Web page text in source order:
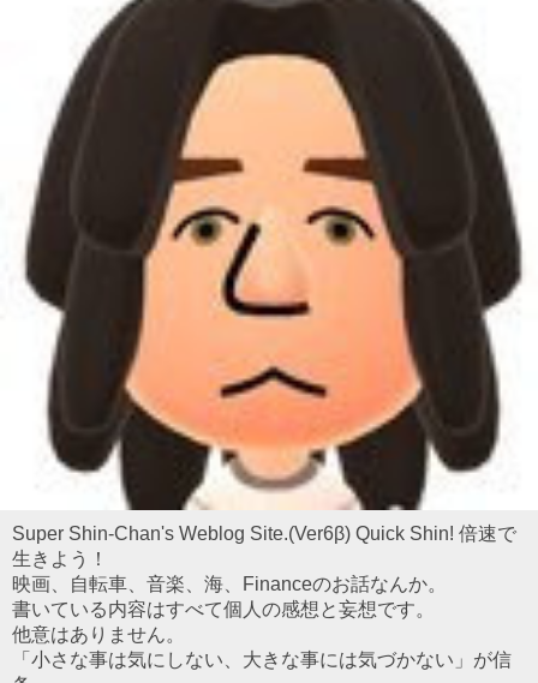
Super Shin-Chan's Weblog Site.(Ver6β) Quick Shin! 倍速で
生きよう！
映画、自転車、音楽、海、Financeのお話なんか。
書いている内容はすべて個人の感想と妄想です。
他意はありません。
「小さな事は気にしない、大きな事には気づかない」が信